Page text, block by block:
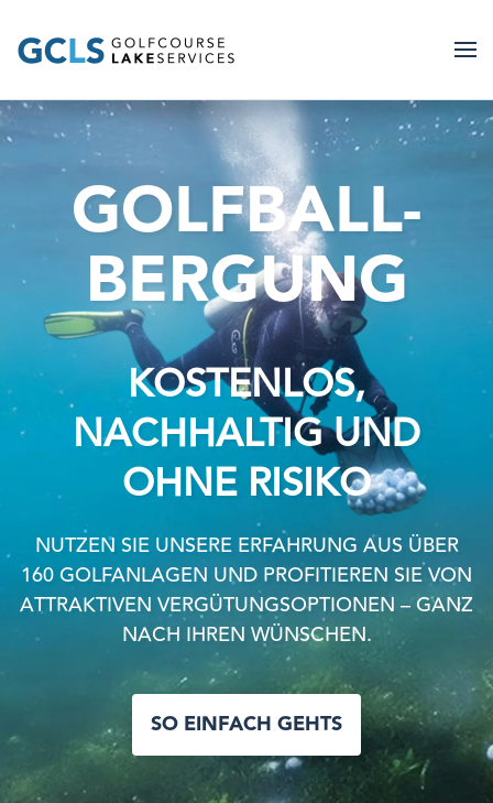
Zum Hauptinhalt springen
GOLFBALL­
BERGUNG
KOSTENLOS,
NACHHALTIG UND
OHNE RISIKO
NUTZEN SIE UNSERE ERFAHRUNG AUS ÜBER
160 GOLFANLAGEN UND PROFITIEREN SIE VON
ATTRAKTIVEN VERGÜTUNGSOPTIONEN – GANZ
NACH IHREN WÜNSCHEN.
SO EINFACH GEHTS